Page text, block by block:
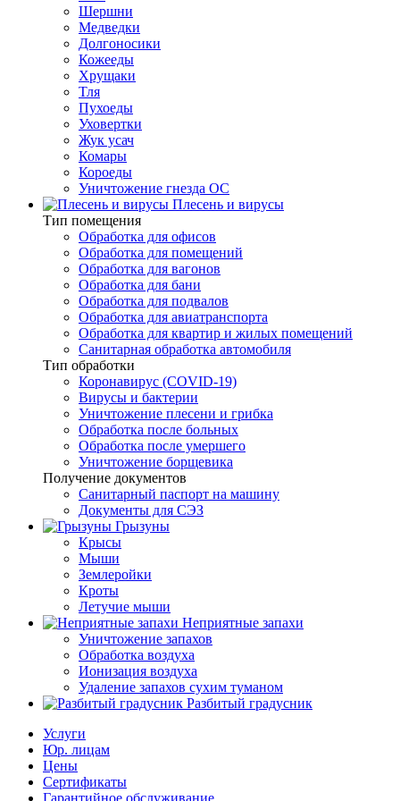
Шершни
Медведки
Долгоносики
Кожееды
Хрущаки
Тля
Пухоеды
Уховертки
Жук усач
Комары
Короеды
Уничтожение гнезда ОС
Плесень и вирусы
Тип помещения
Обработка для офисов
Обработка для помещений
Обработка для вагонов
Обработка для бани
Обработка для подвалов
Обработка для авиатранспорта
Обработка для квартир и жилых помещений
Санитарная обработка автомобиля
Тип обработки
Коронавирус (COVID-19)
Вирусы и бактерии
Уничтожение плесени и грибка
Обработка после больных
Обработка после умершего
Уничтожение борщевика
Получение документов
Санитарный паспорт на машину
Документы для СЭЗ
Грызуны
Крысы
Мыши
Землеройки
Кроты
Летучие мыши
Неприятные запахи
Уничтожение запахов
Обработка воздуха
Ионизация воздуха
Удаление запахов сухим туманом
Разбитый градусник
Услуги
Юр. лицам
Цены
Сертификаты
Гарантийное обслуживание